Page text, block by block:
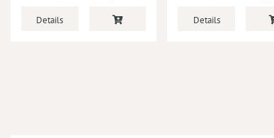
Details Details